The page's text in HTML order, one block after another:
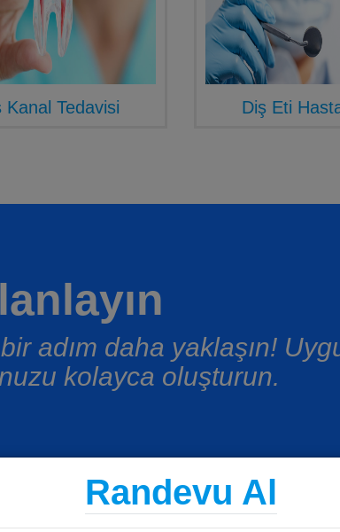
Kanal Tedavisi Diş Eti
adım daha yaklaşın!
kolayca oluşturun.
Randevu Al